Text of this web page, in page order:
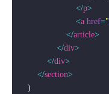
</p>
<a href=
</article>
</div>
</div>
</section>
    )